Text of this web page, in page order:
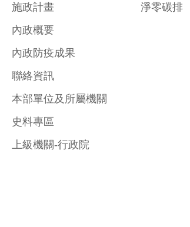
施政計畫
內政概要
內政防疫成果
聯絡資訊
本部單位及所屬機關
史料專區
上級機關-行政院
淨零碳排